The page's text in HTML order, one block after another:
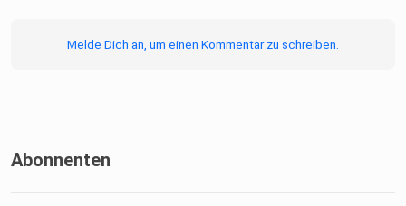
Melde Dich an, um einen Kommentar zu schreiben.
Abonnenten